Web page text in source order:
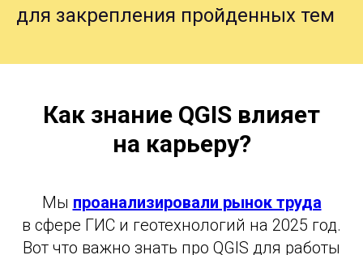
для закрепления пройденных тем
Как знание QGIS влияет
на карьеру?
Мы проанализировали рынок труда
в сфере ГИС и геотехнологий на 2025 год.
Вот что важно знать про QGIS для работы